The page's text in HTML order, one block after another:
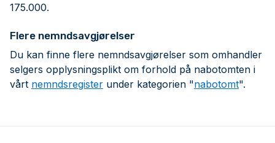
175.000.
Flere nemndsavgjørelser
Du kan finne flere nemndsavgjørelser som omhandler
selgers opplysningsplikt om forhold på nabotomten i
vårt nemndsregister under kategorien "nabotomt".